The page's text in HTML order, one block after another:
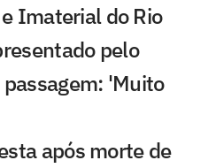
Imaterial do Rio
pelo
'Muito
após morte de